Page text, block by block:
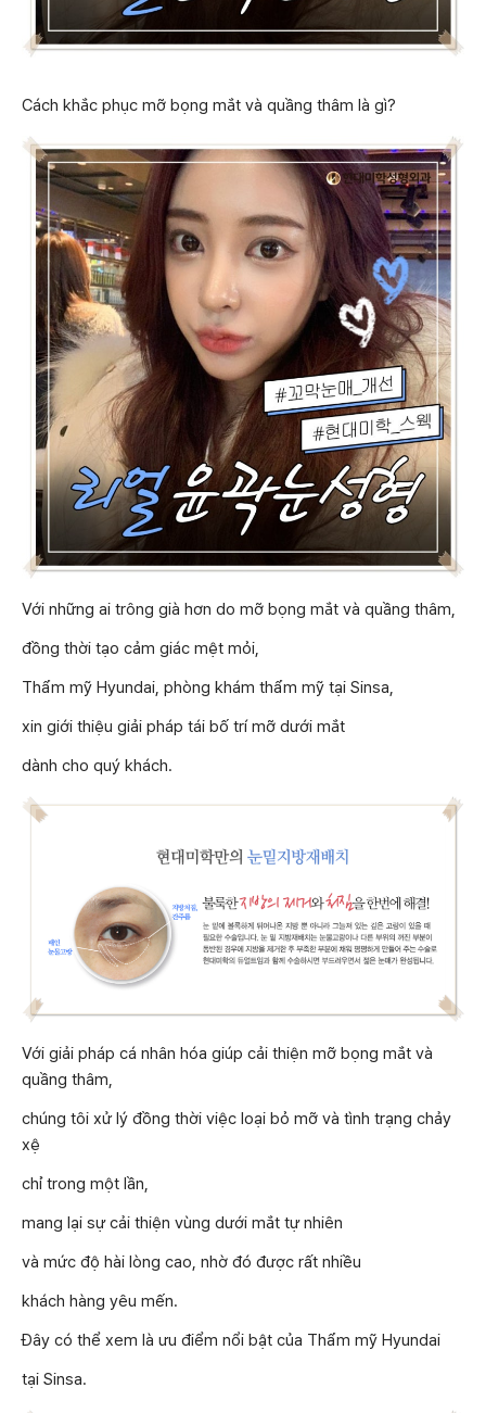
Cách khắc phục mỡ bọng mắt và quầng thâm là gì?
Với những ai trông già hơn do mỡ bọng mắt và quầng thâm,
đồng thời tạo cảm giác mệt mỏi,
Thẩm mỹ Hyundai, phòng khám thẩm mỹ tại Sinsa,
xin giới thiệu giải pháp tái bố trí mỡ dưới mắt
dành cho quý khách.
Với giải pháp cá nhân hóa giúp cải thiện mỡ bọng mắt và
quầng thâm,
chúng tôi xử lý đồng thời việc loại bỏ mỡ và tình trạng chảy
xệ
chỉ trong một lần,
mang lại sự cải thiện vùng dưới mắt tự nhiên
và mức độ hài lòng cao, nhờ đó được rất nhiều
khách hàng yêu mến.
Đây có thể xem là ưu điểm nổi bật của Thẩm mỹ Hyundai
tại Sinsa.